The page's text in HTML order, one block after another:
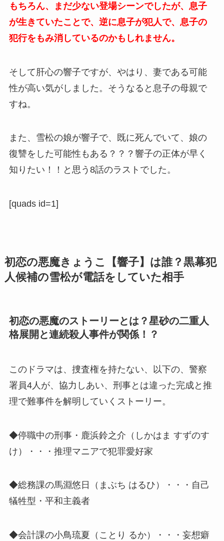
もちろん、まだ少ない登場シーンでしたが、息子
が生きていたことで、逆に息子が犯人で、息子の
犯行をもみ消しているのかもしれません。
そして肝心の響子ですが、やはり、妻である可能
性が高い気がしました。そうなると息子の母親で
すね。
また、雪松の娘が響子で、既に死んでいて、娘の
復讐をした可能性もある？？？響子の正体が早く
知りたい！！と思う8話のラストでした。
[quads id=1]
初恋の悪魔きょうこ【響子】は誰？黒幕犯
人候補の雪松が電話をしていた相手
初恋の悪魔のストーリーとは？星砂の二重人
格展開と連続殺人事件が関係！？
このドラマは、捜査権を持たない、以下の、警察
署員4人が、協力しあい、刑事とは違った完成と推
理で難事件を解明していくストーリー。
◆停職中の刑事・鹿浜鈴之介（しかはま すずのす
け）・・・推理マニアで犯罪愛好家
◆総務課の馬淵悠日（まぶち はるひ）・・・自己
犠牲型・平和主義者
◆会計課の小鳥琉夏（ことり るか）・・・妄想癖